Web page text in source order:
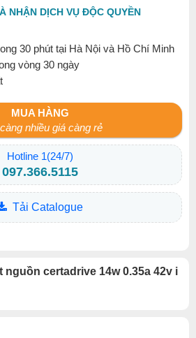
NHẬN DỊCH VỤ ĐỘC QUYỀN
30 phút tại Hà Nội và Hồ Chí Minh
vòng 30 ngày
MUA HÀNG
nhiều giá càng rẻ
Hotline 1(24/7)
097.366.5115
Tải Catalogue
certadrive 14w 0.35a 42v i